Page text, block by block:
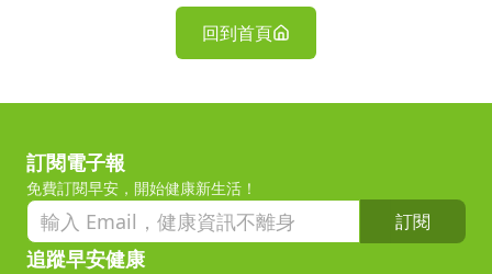
回到首頁
訂閱電子報
免費訂閱早安，開始健康新生活！
訂閱
追蹤早安健康